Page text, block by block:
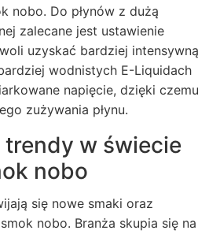
nobo. Do płynów z dużą
zalecane jest ustawienie
uzyskać bardziej intensywną
wodnistych E-Liquidach
napięcie, dzięki czemu
zużywania płynu.
w świecie
nobo
się nowe smaki oraz
nobo. Branża skupia się na